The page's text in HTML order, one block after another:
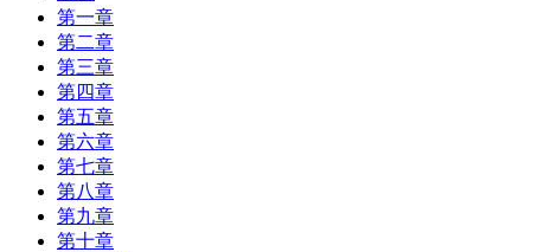
第一章
第二章
第三章
第四章
第五章
第六章
第七章
第八章
第九章
第十章